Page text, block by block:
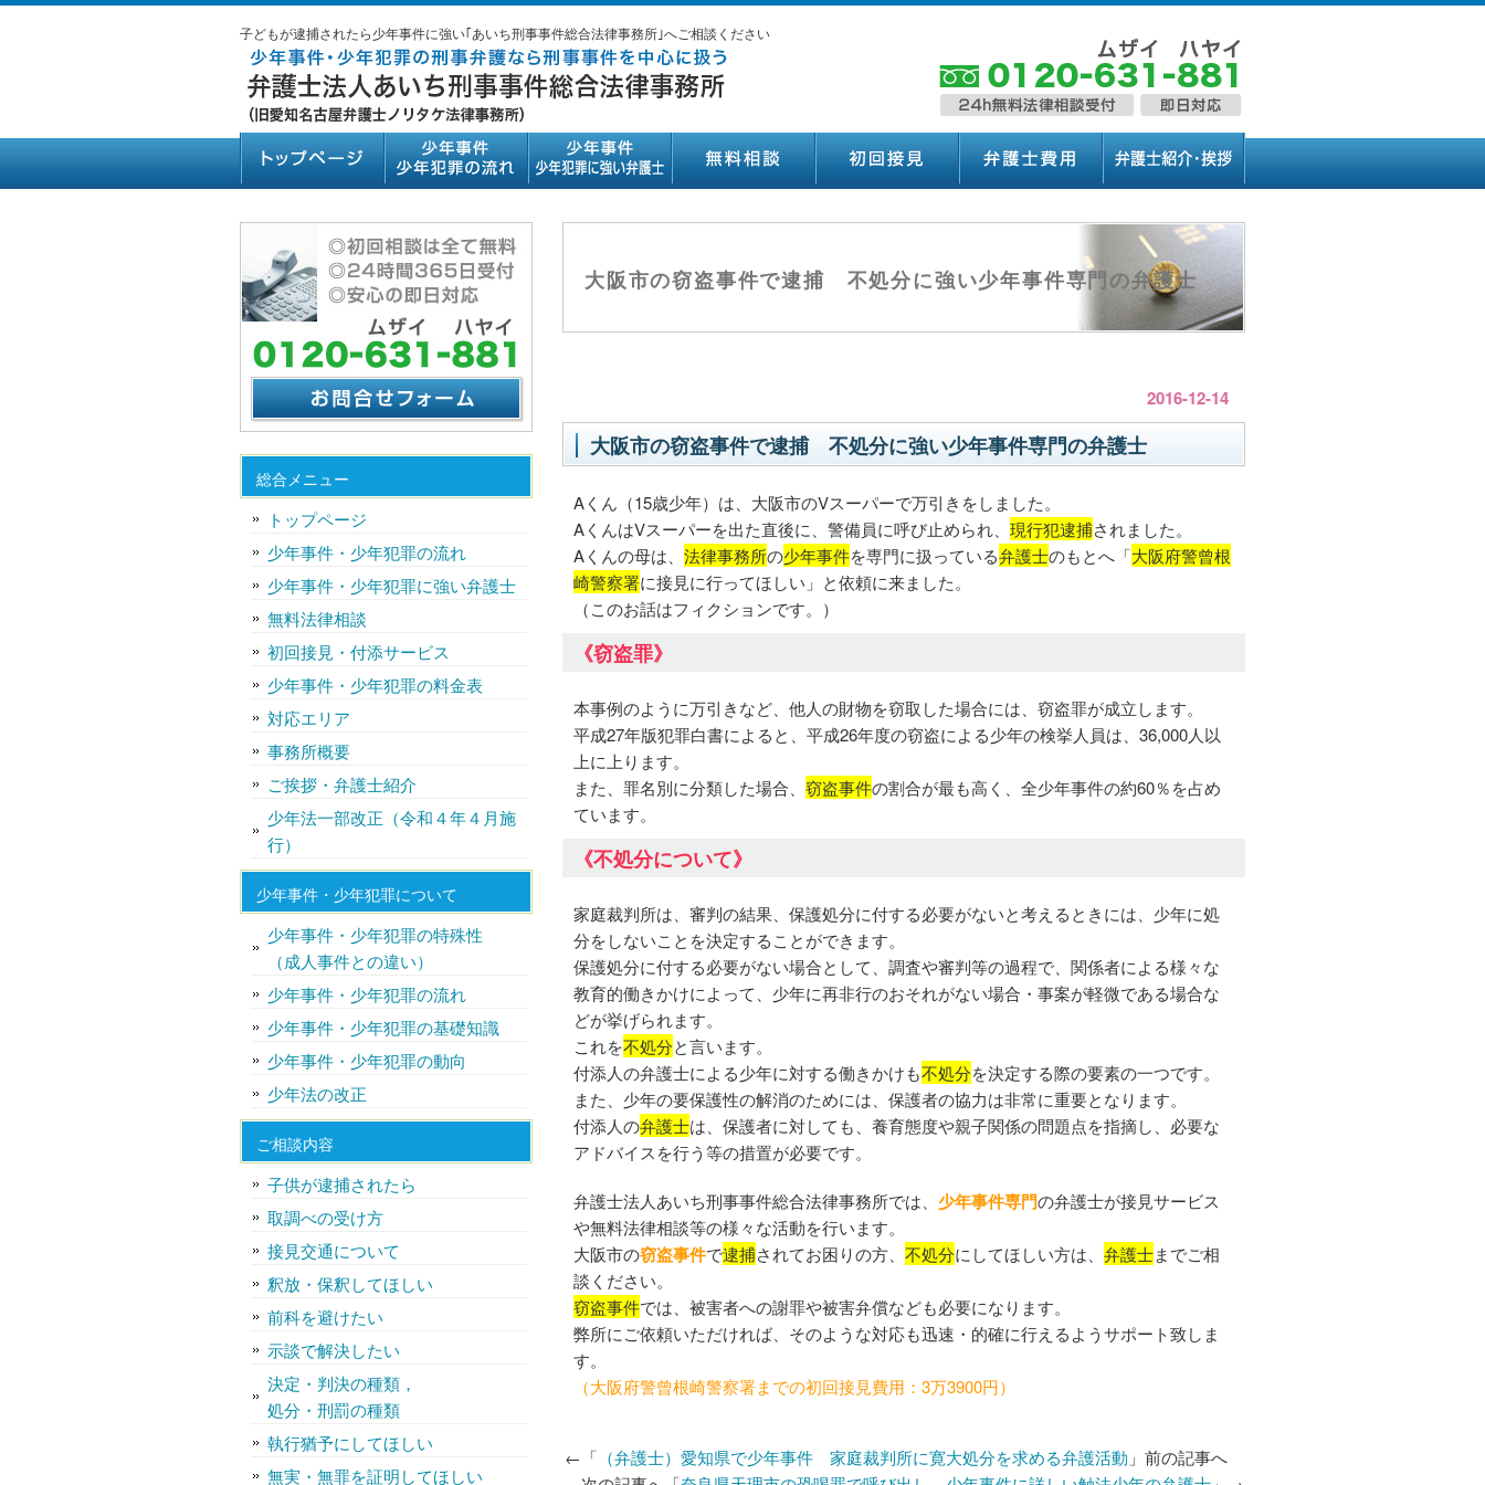
子どもが逮捕されたら少年事件に強い｢あいち刑事事件総合法律事務所｣へご相談ください
大阪市の窃盗事件で逮捕 不処分に強い少年事件専門の弁護士
2016-12-14
大阪市の窃盗事件で逮捕 不処分に強い少年事件専門の弁護士
Aくん（15歳少年）は、大阪市のVスーパーで万引きをしました。
AくんはVスーパーを出た直後に、警備員に呼び止められ、 現行犯逮捕されました。
Aくんの母は、 法律事務所の少年事件を専門に扱っている弁護士のもとへ「大阪府警曾根
崎警察署に接見に行ってほしい」と依頼に来ました。
（このお話はフィクションです。）
《窃盗罪》
本事例のように万引きなど、他人の財物を窃取した場合には、窃盗罪が成立します。
平成27年版犯罪白書によると、平成26年度の窃盗による少年の検挙人員は、36,000人以
上に上ります。
また、罪名別に分類した場合、 窃盗事件の割合が最も高く、全少年事件の約60％を占め
ています。
《不処分について》
家庭裁判所は、審判の結果、保護処分に付する必要がないと考えるときには、少年に処
分をしないことを決定することができます。
保護処分に付する必要がない場合として、調査や審判等の過程で、関係者による様々な
教育的働きかけによって、少年に再非行のおそれがない場合・事案が軽微である場合な
どが挙げられます。
これを不処分と言います。
付添人の弁護士による少年に対する働きかけも不処分を決定する際の要素の一つです。
また、少年の要保護性の解消のためには、保護者の協力は非常に重要となります。
付添人の弁護士は、保護者に対しても、養育態度や親子関係の問題点を指摘し、必要な
アドバイスを行う等の措置が必要です。
弁護士法人あいち刑事事件総合法律事務所では、 少年事件専門の弁護士が接見サービス
や無料法律相談等の様々な活動を行います。
大阪市の窃盗事件で逮捕されてお困りの方、 不処分にしてほしい方は、 弁護士までご相
談ください。
窃盗事件では、被害者への謝罪や被害弁償なども必要になります。
弊所にご依頼いただければ、そのような対応も迅速・的確に行えるようサポート致しま
す。
（大阪府警曾根崎警察署までの初回接見費用：3万3900円）
←「 （弁護士）愛知県で少年事件 家庭裁判所に寛大処分を求める弁護活動 」前の記事へ
総合メニュー
トップページ
少年事件・少年犯罪の流れ
少年事件・少年犯罪に強い弁護士
無料法律相談
初回接見・付添サービス
少年事件・少年犯罪の料金表
対応エリア
事務所概要
ご挨拶・弁護士紹介
少年法一部改正（令和４年４月施
行）
少年事件・少年犯罪について
少年事件・少年犯罪の特殊性
（成人事件との違い）
少年事件・少年犯罪の流れ
少年事件・少年犯罪の基礎知識
少年事件・少年犯罪の動向
少年法の改正
ご相談内容
子供が逮捕されたら
取調べの受け方
接見交通について
釈放・保釈してほしい
前科を避けたい
示談で解決したい
決定・判決の種類，
処分・刑罰の種類
執行猶予にしてほしい
無実・無罪を証明してほしい